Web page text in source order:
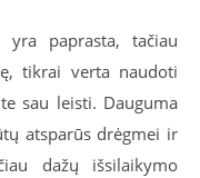
paprasta, tačiau
tikrai verta naudoti
sau leisti. Dauguma
atsparūs drėgmei ir
dažų išsilaikymo